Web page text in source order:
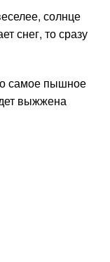
солнце
снег, то сразу
самое пышное
выжжена